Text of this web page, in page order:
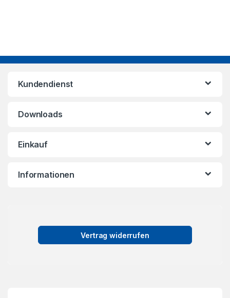
Kundendienst
Downloads
Einkauf
Informationen
Vertrag widerrufen